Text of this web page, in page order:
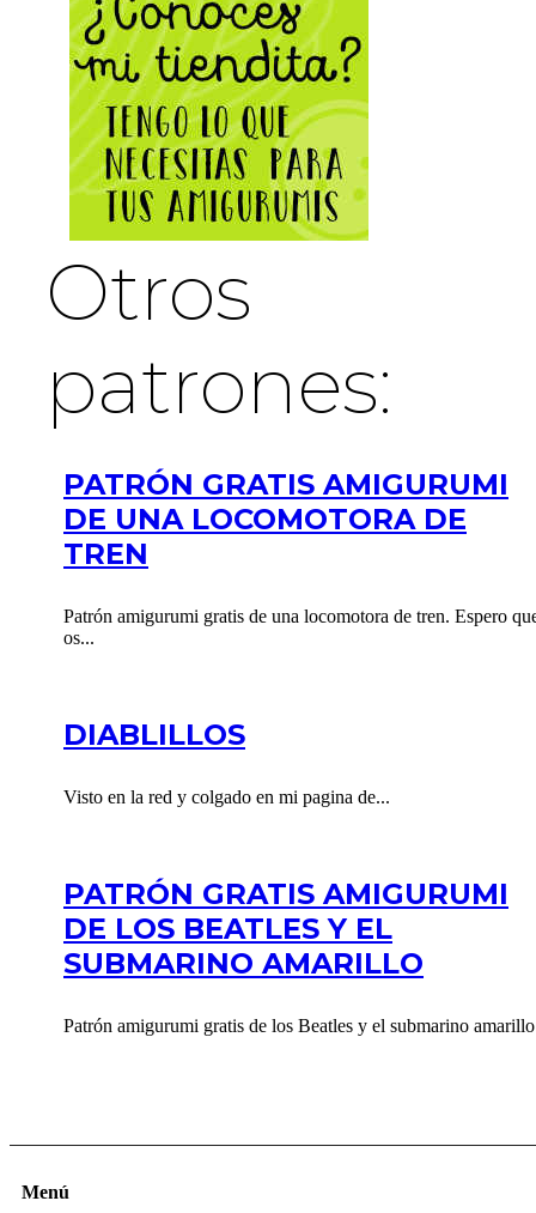
Otros
patrones:
PATRÓN GRATIS AMIGURUMI
DE UNA LOCOMOTORA DE
TREN
Patrón amigurumi gratis de una locomotora de tren. Espero
os...
DIABLILLOS
Visto en la red y colgado en mi pagina de...
PATRÓN GRATIS AMIGURUMI
DE LOS BEATLES Y EL
SUBMARINO AMARILLO
Patrón amigurumi gratis de los Beatles y el submarino
Menú